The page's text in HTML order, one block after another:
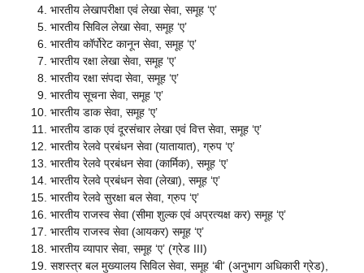
भारतीय लेखापरीक्षा एवं लेखा सेवा, समूह ‘ए’
भारतीय सिविल लेखा सेवा, समूह ‘ए’
भारतीय कॉर्पोरेट कानून सेवा, समूह ‘ए’
भारतीय रक्षा लेखा सेवा, समूह ‘ए’
भारतीय रक्षा संपदा सेवा, समूह ‘ए’
भारतीय सूचना सेवा, समूह ‘ए’
भारतीय डाक सेवा, समूह ‘ए’
भारतीय डाक एवं दूरसंचार लेखा एवं वित्त सेवा, समूह ‘ए’
भारतीय रेलवे प्रबंधन सेवा (यातायात), ग्रुप ‘ए’
भारतीय रेलवे प्रबंधन सेवा (कार्मिक), समूह ‘ए’
भारतीय रेलवे प्रबंधन सेवा (लेखा), समूह ‘ए’
भारतीय रेलवे सुरक्षा बल सेवा, ग्रुप ‘ए’
भारतीय राजस्व सेवा (सीमा शुल्क एवं अप्रत्यक्ष कर) समूह ‘ए’
भारतीय राजस्व सेवा (आयकर) समूह ‘ए’
भारतीय व्यापार सेवा, समूह ‘ए’ (ग्रेड III)
सशस्त्र बल मुख्यालय सिविल सेवा, समूह ‘बी’ (अनुभाग अधिकारी ग्रेड),